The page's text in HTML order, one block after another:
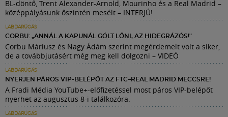
BL-döntő, Trent Alexander-Arnold, Mourinho és a Real Madrid –
középpályásunk őszintén mesélt – INTERJÚ!
LABDARÚGÁS
CORBU: „ANNÁL A KAPUNÁL GÓLT LŐNI, AZ HIDEGRÁZÓS!"
Corbu Máriusz és Nagy Ádám szerint megérdemelt volt a siker,
de a továbbjutásért még meg kell dolgozni – VIDEÓ
LABDARÚGÁS
NYERJEN PÁROS VIP-BELÉPŐT AZ FTC–REAL MADRID MECCSRE!
A Fradi Média YouTube+-előfizetéssel most páros VIP-belépőt
nyerhet az augusztus 8-i találkozóra.
LABDARÚGÁS